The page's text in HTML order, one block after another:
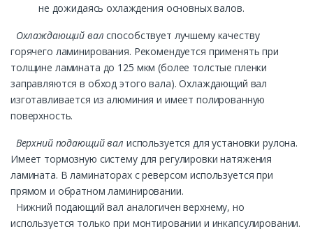
не дожидаясь охлаждения основных валов.
Охлаждающий вал способствует лучшему качеству
горячего ламинирования. Рекомендуется применять при
толщине ламината до 125 мкм (более толстые пленки
заправляются в обход этого вала). Охлаждающий вал
изготавливается из алюминия и имеет полированную
поверхность.
Верхний подающий вал используется для установки рулона.
Имеет тормозную систему для регулировки натяжения
ламината. В ламинаторах с реверсом используется при
прямом и обратном ламинировании.
Нижний подающий вал аналогичен верхнему, но
используется только при монтировании и инкапсулировании.